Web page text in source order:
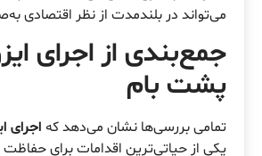
می‌تواند در بلندمدت از نظر اقتصادی
جمع‌بندی ازاجرای
پشت بام
تمامی بررسی‌ها نشان می‌دهد که اجرای
یکی از حیاتی‌ترین اقدامات برای حفاظت